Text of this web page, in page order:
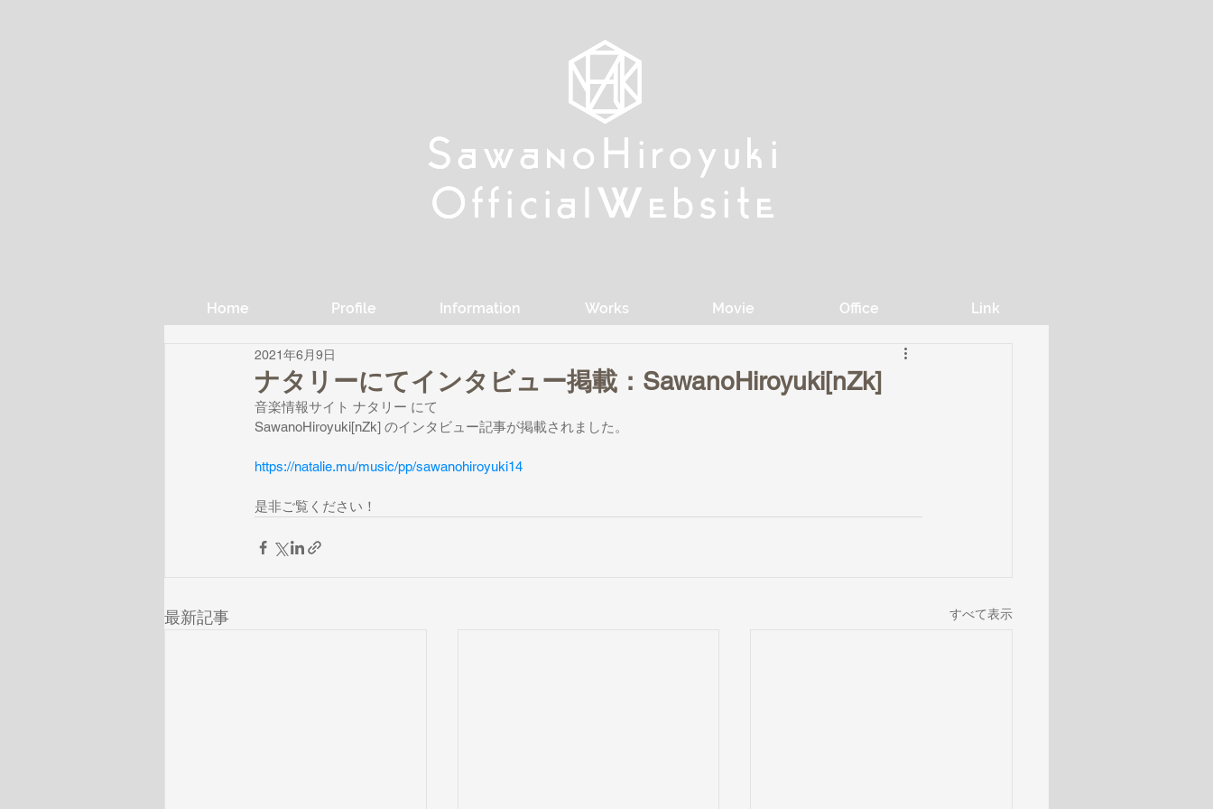
Sa wanoHiroyuki
Official W ebsite
Home Profile Information Works Movie Office Link
Sa wanoHiroyuki
Official W ebsite
ナタリーにてインタビュー掲載：SawanoHiroyuki[nZk]
2021年6月9日
音楽情報サイト ナタリー にて
SawanoHiroyuki[nZk] のインタビュー記事が掲載されました。
https://natalie.mu/music/pp/sawanohiroyuki14
是非ご覧ください！
最新記事 すべて表示